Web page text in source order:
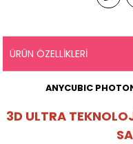
ÜRÜN ÖZELLIKLERI
ANYCUBIC
3D ULTRA